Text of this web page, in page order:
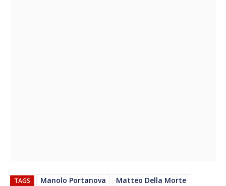
TAGS Manolo Portanova Matteo Della Morte